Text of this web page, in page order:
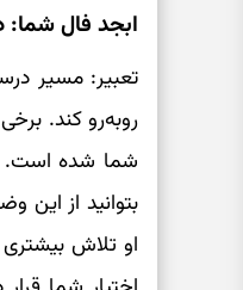
ابجد فال شما:
تعبیر: مسیر
روبه‌رو کند.
شما شده است.
بتوانید از
او تلاش بیشتری